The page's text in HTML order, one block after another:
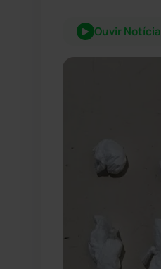
Ouvir Notícia